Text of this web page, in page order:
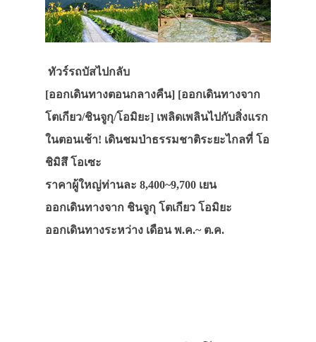
ทัวร์รถบัสไปกลับ
[ออกเดินทางตอนกลางคืน] [ออกเดินทางจาก
โตเกียว/ชินจูกุ/โอมิยะ] เพลิดเพลินไปกับสิ่งแรก
ในตอนเช้า! เดินชมป่าธรรมชาติระยะไกลที่ โอ
ชิมิสึ โอเซะ
ราคาผู้ใหญ่ท่านละ 8,400~9,700 เยน
ออกเดินทางจาก ชินจูกุ โตเกียว โอมิยะ
ออกเดินทางระหว่าง เดือน พ.ค.~ ต.ค.